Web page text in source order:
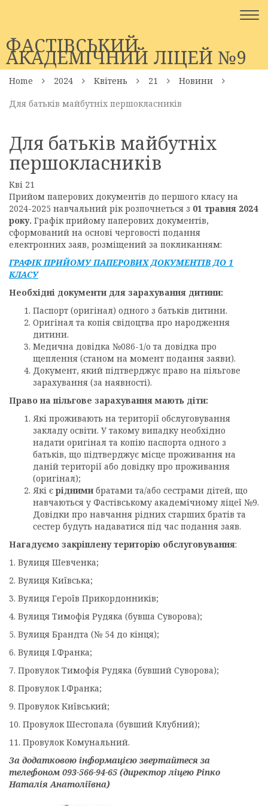
ФАСТІВСЬКИЙ
АКАДЕМІЧНИЙ ЛІЦЕЙ №9
Home 2024 Квітень 21
Новини
Для батьків майбутніх першокласників
Для батьків майбутніх
першокласників
Кві 21
Прийом паперових документів до першого класу на
2024-2025 навчальний рік розпочнеться з 01 травня 2024
року. Графік прийому паперових документів,
сформований на основі черговості подання
електронних заяв, розміщений за покликанням:
ГРАФІК ПРИЙОМУ ПАПЕРОВИХ ДОКУМЕНТІВ ДО 1
КЛАСУ
Необхідні документи для зарахування дитини:
Паспорт (оригінал) одного з батьків дитини.
Оригінал та копія свідоцтва про народження
дитини.
Медична довідка №086-1/о та довідка про
щеплення (станом на момент подання заяви).
Документ, який підтверджує право на пільгове
зарахування (за наявності).
Право на пільгове зарахування мають діти:
Які проживають на території обслуговування
закладу освіти. У такому випадку необхідно
надати оригінал та копію паспорта одного з
батьків, що підтверджує місце проживання на
даній території або довідку про проживання
(оригінал);
Які є рідними братами та/або сестрами дітей, що
навчаються у Фастівському академічному ліцеї №9.
Довідки про навчання рідних старших братів та
сестер будуть надаватися під час подання заяв.
Нагадуємо закріплену територію обслуговування:
1. Вулиця Шевченка;
2. Вулиця Київська;
3. Вулиця Героїв Прикордонників;
4. Вулиця Тимофія Рудяка (бувша Суворова);
5. Вулиця Брандта (№ 54 до кінця);
6. Вулиця І.Франка;
7. Провулок Тимофія Рудяка (бувший Суворова);
8. Провулок І.Франка;
9. Провулок Київський;
10. Провулок Шестопала (бувший Клубний);
11. Провулок Комунальний.
За додатковою інформацією звертайтеся за
телефоном 093-566-94-65 (директор ліцею Ріпко
Наталія Анатоліївна)